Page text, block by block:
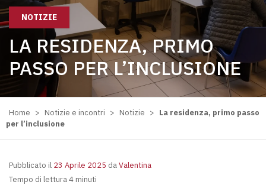
NOTIZIE
LA RESIDENZA, PRIMO
PASSO PER L’INCLUSIONE
Home > Notizie e incontri > Notizie > La residenza, primo passo
per l’inclusione
Pubblicato il 23 Aprile 2025 daValentina
Tempo di lettura 4 minuti